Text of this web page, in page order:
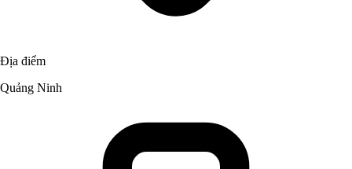
Địa điểm
Quảng Ninh